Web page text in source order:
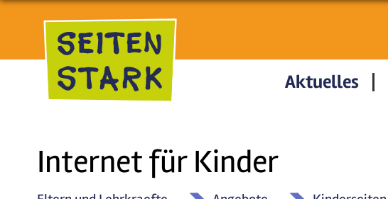
Direkt zum Inhalt
Internet für Kinder
Aktuelles